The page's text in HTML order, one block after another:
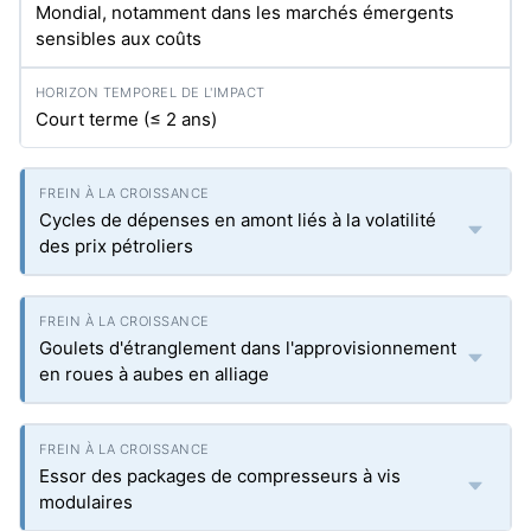
Mondial, notamment dans les marchés émergents
sensibles aux coûts
Court terme (≤ 2 ans)
Cycles de dépenses en amont liés à la volatilité
des prix pétroliers
Goulets d'étranglement dans l'approvisionnement
en roues à aubes en alliage
Essor des packages de compresseurs à vis
modulaires